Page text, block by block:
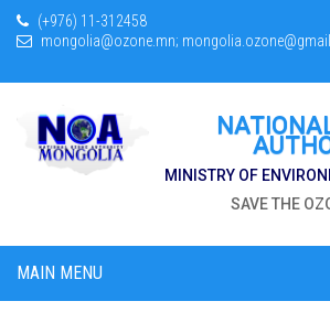
(+976) 11-312458
mongolia@ozone.mn;
MINISTRY OF
SAVE THE
MAIN MENU